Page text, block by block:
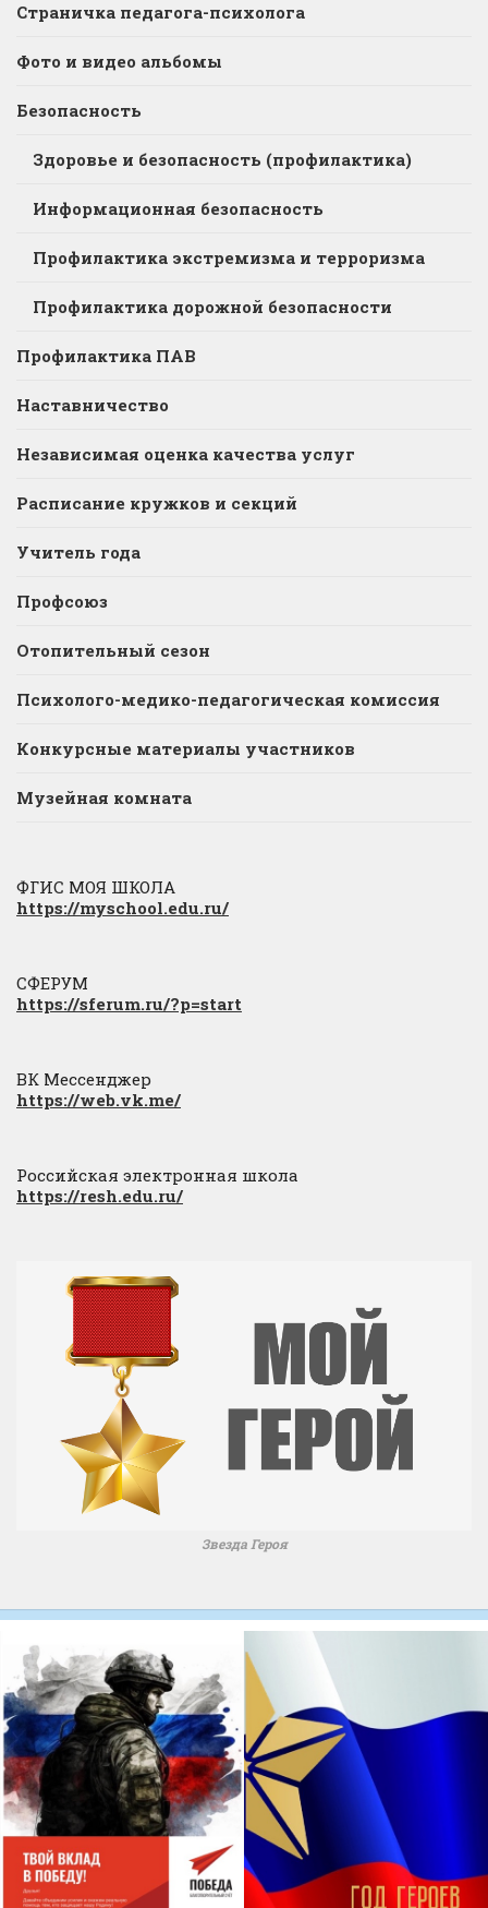
Страничка педагога-психолога
Фото и видео альбомы
Безопасность
Здоровье и безопасность (профилактика)
Информационная безопасность
Профилактика экстремизма и терроризма
Профилактика дорожной безопасности
Профилактика ПАВ
Наставничество
Независимая оценка качества услуг
Расписание кружков и секций
Учитель года
Профсоюз
Отопительный сезон
Психолого-медико-педагогическая комиссия
Конкурсные материалы участников
Музейная комната
ФГИС МОЯ ШКОЛА
https://myschool.edu.ru/
СФЕРУМ
https://sferum.ru/?p=start
ВК Мессенджер
https://web.vk.me/
Российская электронная школа
https://resh.edu.ru/
Звезда Героя